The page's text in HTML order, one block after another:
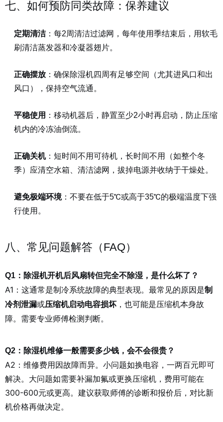
七、如何预防同类故障：保养建议
定期清洁：每2周清洁过滤网，每年使用季结束后，用软毛
刷清洁蒸发器和冷凝器翅片。
正确摆放 ：确保除湿机四周有足够空间（尤其进风口和出
风口），保持空气流通。
平稳使用 ：移动机器后，静置至少2小时再启动，防止压缩
机内的冷冻油倒流。
正确关机：短时间不用可待机，长时间不用（如整个冬
季）应清空水箱、清洁滤网，拔掉电源并收纳于干燥处。
避免极端环境：不要在低于5℃或高于35℃的极端温度下强
行使用。
八、常见问题解答（FAQ）
Q1：除湿机开机后风扇转但完全不除湿，是什么坏了？
A1：这通常是制冷系统故障的典型表现。最常见的原因是制
冷剂泄漏或压缩机启动电容损坏 ，也可能是压缩机本身故
障。需要专业师傅检测判断。
Q2：除湿机维修一般需要多少钱，会不会很贵？
A2：维修费用因故障而异。小问题如换电容，一两百元即可
解决。大问题如需要补漏加氟或更换压缩机，费用可能在
300-600元或更高。建议获取师傅的诊断和报价后，对比新
机价格再做决定。